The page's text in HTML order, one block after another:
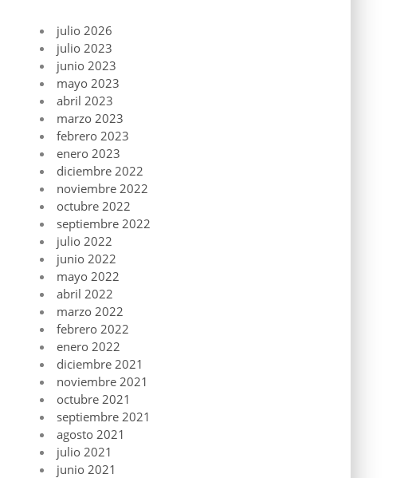
julio 2026
julio 2023
junio 2023
mayo 2023
abril 2023
marzo 2023
febrero 2023
enero 2023
diciembre 2022
noviembre 2022
octubre 2022
septiembre 2022
julio 2022
junio 2022
mayo 2022
abril 2022
marzo 2022
febrero 2022
enero 2022
diciembre 2021
noviembre 2021
octubre 2021
septiembre 2021
agosto 2021
julio 2021
junio 2021